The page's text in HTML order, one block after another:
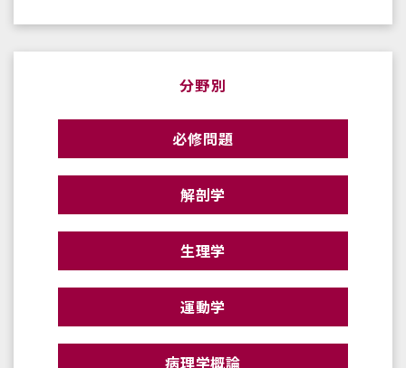
分野別
必修問題
解剖学
生理学
運動学
病理学概論